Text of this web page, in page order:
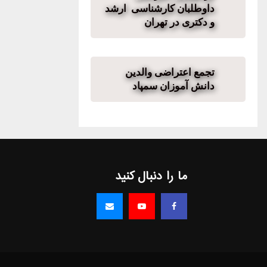
داوطلبان کارشناسی ارشد
و دکتری در تهران
تجمع اعتراضی والدین
دانش آموزان سمپاد
ما را دنبال کنید